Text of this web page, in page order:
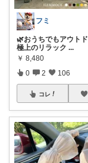
フミ
🌿おうちでもアウトド
極上のリラック ...
￥ 8,480
0 2 106
コレ